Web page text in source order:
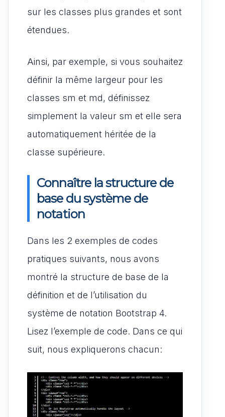
sur les classes plus grandes et sont
étendues.
Ainsi, par exemple, si vous souhaitez
définir la même largeur pour les
classes sm et md, définissez
simplement la valeur sm et elle sera
automatiquement héritée de la
classe supérieure.
Connaître la structure de
base du système de
notation
Dans les 2 exemples de codes
pratiques suivants, nous avons
montré la structure de base de la
définition et de l’utilisation du
système de notation Bootstrap 4.
Lisez l’exemple de code. Dans ce qui
suit, nous expliquerons chacun: